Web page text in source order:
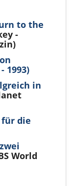
to the
-
1993)
in
die
World